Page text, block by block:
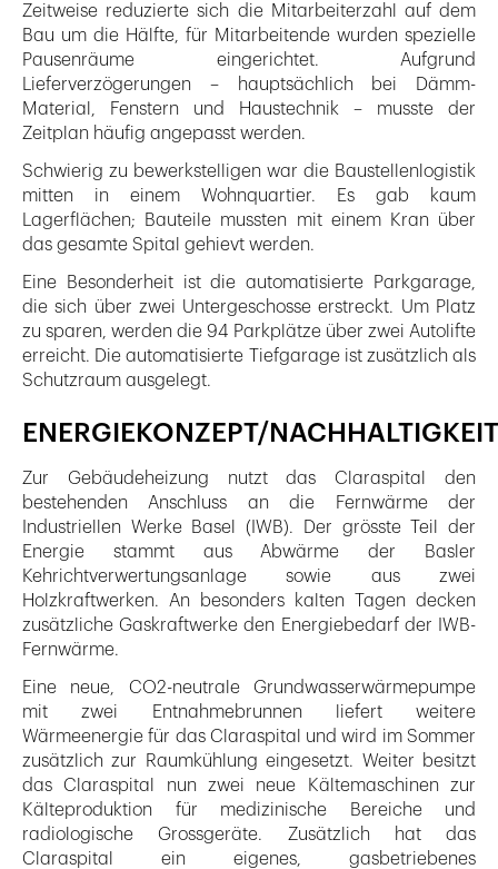
Zeitweise reduzierte sich die Mitarbeiterzahl auf dem
Bau um die Hälfte, für Mitarbeitende wurden spezielle
Pausenräume eingerichtet. Aufgrund
Lieferverzögerungen – hauptsächlich bei Dämm-
Material, Fenstern und Haustechnik – musste der
Zeitplan häufig angepasst werden.
Schwierig zu bewerkstelligen war die Baustellenlogistik
mitten in einem Wohnquartier. Es gab kaum
Lagerflächen; Bauteile mussten mit einem Kran über
das gesamte Spital gehievt werden.
Eine Besonderheit ist die automatisierte Parkgarage,
die sich über zwei Untergeschosse erstreckt. Um Platz
zu sparen, werden die 94 Parkplätze über zwei Autolifte
erreicht. Die automatisierte Tiefgarage ist zusätzlich als
Schutzraum ausgelegt.
ENERGIEKONZEPT/NACHHALTIGKEIT
Zur Gebäudeheizung nutzt das Claraspital den
bestehenden Anschluss an die Fernwärme der
Industriellen Werke Basel (IWB). Der grösste Teil der
Energie stammt aus Abwärme der Basler
Kehrichtverwertungsanlage sowie aus zwei
Holzkraftwerken. An besonders kalten Tagen decken
zusätzliche Gaskraftwerke den Energiebedarf der IWB-
Fernwärme.
Eine neue, CO2-neutrale Grundwasserwärmepumpe
mit zwei Entnahmebrunnen liefert weitere
Wärmeenergie für das Claraspital und wird im Sommer
zusätzlich zur Raumkühlung eingesetzt. Weiter besitzt
das Claraspital nun zwei neue Kältemaschinen zur
Kälteproduktion für medizinische Bereiche und
radiologische Grossgeräte. Zusätzlich hat das
Claraspital ein eigenes, gasbetriebenes